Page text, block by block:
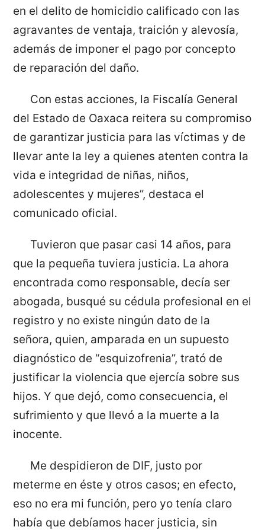
en el delito de homicidio calificado con las
agravantes de ventaja, traición y alevosía,
además de imponer el pago por concepto
de reparación del daño.
Con estas acciones, la Fiscalía General
del Estado de Oaxaca reitera su compromiso
de garantizar justicia para las víctimas y de
llevar ante la ley a quienes atenten contra la
vida e integridad de niñas, niños,
adolescentes y mujeres”, destaca el
comunicado oficial.
Tuvieron que pasar casi 14 años, para
que la pequeña tuviera justicia. La ahora
encontrada como responsable, decía ser
abogada, busqué su cédula profesional en el
registro y no existe ningún dato de la
señora, quien, amparada en un supuesto
diagnóstico de “esquizofrenia”, trató de
justificar la violencia que ejercía sobre sus
hijos. Y que dejó, como consecuencia, el
sufrimiento y que llevó a la muerte a la
inocente.
Me despidieron de DIF, justo por
meterme en éste y otros casos; en efecto,
eso no era mi función, pero yo tenía claro
había que debíamos hacer justicia, sin